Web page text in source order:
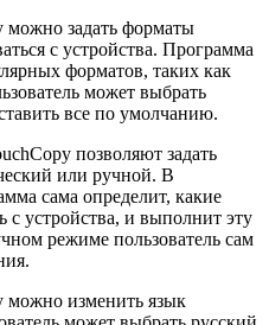
можно задать форматы
с устройства. Программа
форматов, таких как
может выбрать
все по умолчанию.
позволяют задать
или ручной. В
сама определит, какие
с устройства, и выполнит эту
режиме пользователь сам
можно изменить язык